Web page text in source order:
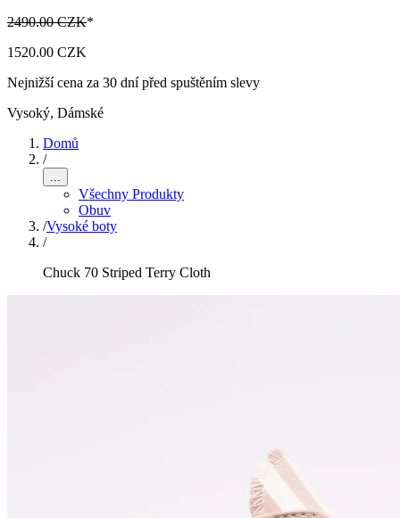
2490.00 CZK*
1520.00 CZK
Nejnižší cena za 30 dní před spuštěním slevy
Vysoký, Dámské
Domů
/
...
Všechny Produkty
Obuv
/Vysoké boty
/
Chuck 70 Striped Terry Cloth